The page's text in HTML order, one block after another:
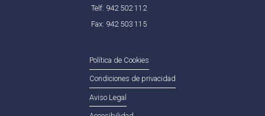
Telf: 942 502 112
Fax: 942 503 115
Política de Cookies
Condiciones de privacidad
Aviso Legal